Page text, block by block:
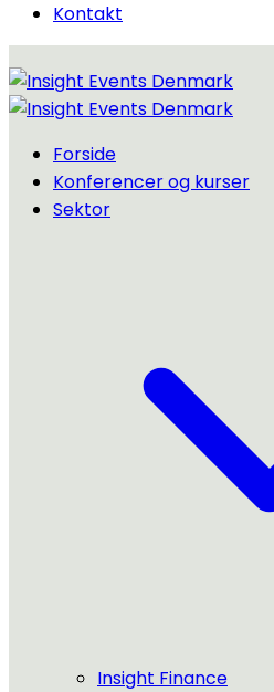
Kontakt
Forside
Konferencer og kurser
Sektor
Insight Finance